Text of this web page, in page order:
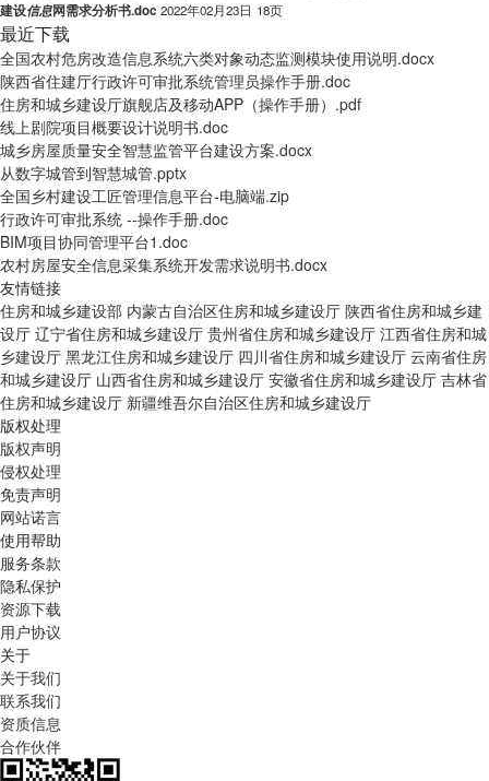
建设信息网需求分析书.doc 2022年02月23日 18页
最近下载
全国农村危房改造信息系统六类对象动态监测模块使用说明.docx
陕西省住建厅行政许可审批系统管理员操作手册.doc
住房和城乡建设厅旗舰店及移动APP（操作手册）.pdf
线上剧院项目概要设计说明书.doc
城乡房屋质量安全智慧监管平台建设方案.docx
从数字城管到智慧城管.pptx
全国乡村建设工匠管理信息平台-电脑端.zip
行政许可审批系统 --操作手册.doc
BIM项目协同管理平台1.doc
农村房屋安全信息采集系统开发需求说明书.docx
友情链接
住房和城乡建设部 内蒙古自治区住房和城乡建设厅 陕西省住房和城乡建
设厅 辽宁省住房和城乡建设厅 贵州省住房和城乡建设厅 江西省住房和城
乡建设厅 黑龙江住房和城乡建设厅 四川省住房和城乡建设厅 云南省住房
和城乡建设厅 山西省住房和城乡建设厅 安徽省住房和城乡建设厅 吉林省
住房和城乡建设厅 新疆维吾尔自治区住房和城乡建设厅
版权处理
版权声明
侵权处理
免责声明
网站诺言
使用帮助
服务条款
隐私保护
资源下载
用户协议
关于
关于我们
联系我们
资质信息
合作伙伴